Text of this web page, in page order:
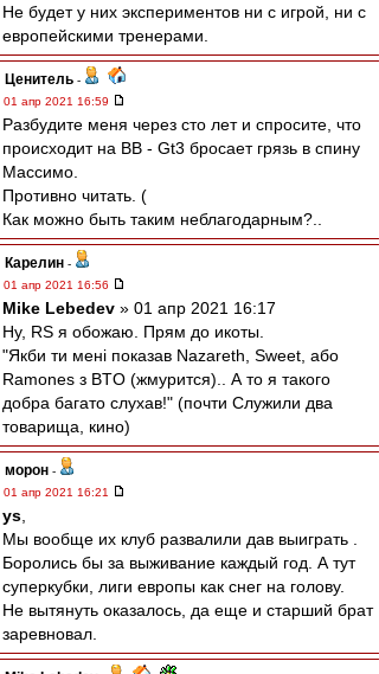
Не будет у них экспериментов ни с игрой, ни с
европейскими тренерами.
Ценитель -
01 апр 2021 16:59
Разбудите меня через сто лет и спросите, что
происходит на ВВ - Gt3 бросает грязь в спину
Массимо.
Противно читать. (
Как можно быть таким неблагодарным?..
Карелин -
01 апр 2021 16:56
Mike Lebedev » 01 апр 2021 16:17
Ну, RS я обожаю. Прям до икоты.
"Якби ти мені показав Nazareth, Sweet, або
Ramones з BTO (жмурится).. А то я такого
добра багато слухав!" (почти Служили два
товарища, кино)
морон -
01 апр 2021 16:21
ys
Мы вообще их клуб развалили дав выиграть .
Боролись бы за выживание каждый год. А тут
суперкубки, лиги европы как снег на голову.
Не вытянуть оказалось, да еще и старший брат
заревновал.